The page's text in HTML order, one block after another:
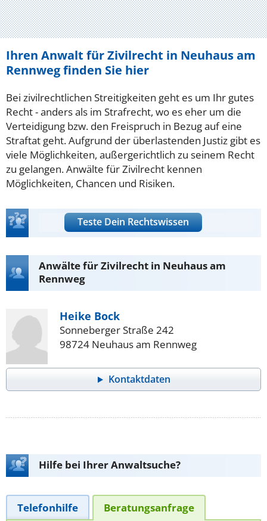
Ihren Anwalt für Zivilrecht in Neuhaus am
Rennweg finden Sie hier
Bei zivilrechtlichen Streitigkeiten geht es um Ihr gutes
Recht - anders als im Strafrecht, wo es eher um die
Verteidigung bzw. den Freispruch in Bezug auf eine
Straftat geht. Aufgrund der überlastenden Justiz gibt es
viele Möglichkeiten, außergerichtlich zu seinem Recht
zu gelangen. Anwälte für Zivilrecht kennen
Möglichkeiten, Chancen und Risiken.
Teste Dein Rechtswissen
Anwälte für Zivilrecht in Neuhaus am
Rennweg
Heike Bock
Sonneberger Straße 242
98724 Neuhaus am Rennweg
Kontaktdaten
Hilfe bei Ihrer Anwaltsuche?
Telefonhilfe Beratungsanfrage